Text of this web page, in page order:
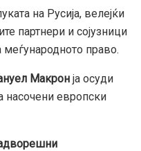
на Русија, велејќи
партнери и сојузници
право.
Макрон ја осуди
насочени европски